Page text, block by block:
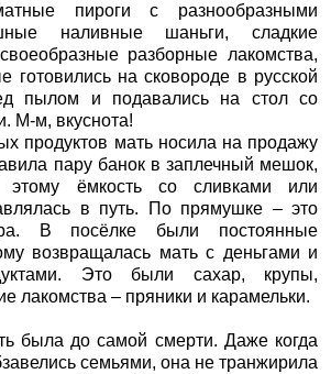
пироги с разнообразными
наливные шаньги, сладкие
разборные лакомства,
готовились на сковороде в русской
пылом и подавались на стол со
М-м, вкуснота!
продуктов мать носила на продажу
пару банок в заплечный мешок,
этому ёмкость со сливками или
в путь. По прямушке – это
В посёлке были постоянные
возвращалась мать с деньгами и
Это были сахар, крупы,
лакомства – пряники и карамельки.
была до самой смерти. Даже когда
семьями, она не транжирила